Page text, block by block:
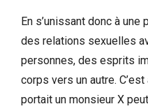
En s’unissant donc à
des relations sexuelles
personnes, des esprits
corps vers un autre.
portait un monsieur X